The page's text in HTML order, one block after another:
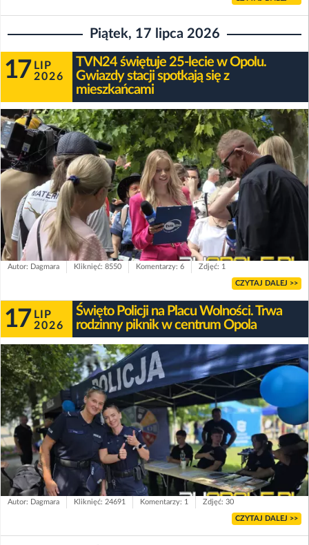
Piątek, 17 lipca 2026
17 LIP
2026
TVN24 świętuje 25-lecie w Opolu.
Gwiazdy stacji spotkają się z
mieszkańcami
Autor: Dagmara Kliknięć: 8550 Komentarzy: 6 Zdjęć: 1
CZYTAJ DALEJ >>
17 LIP
2026
Święto Policji na Placu Wolności. Trwa
rodzinny piknik w centrum Opola
Autor: Dagmara Kliknięć: 24691 Komentarzy: 1 Zdjęć: 30
CZYTAJ DALEJ >>